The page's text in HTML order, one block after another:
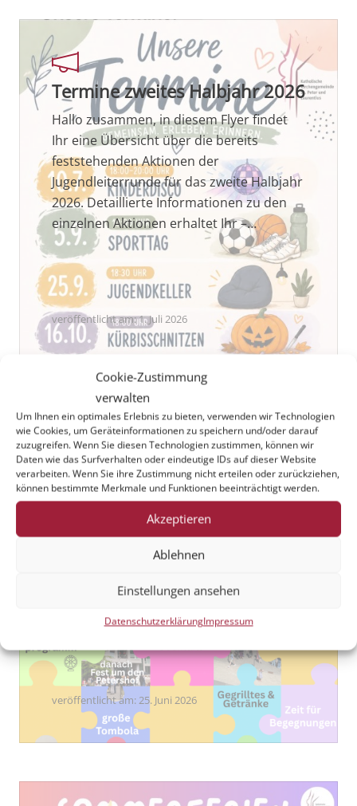
Cookie-Zustimmung
verwalten
Um Ihnen ein optimales Erlebnis zu bieten, verwenden wir Technologien
wie Cookies, um Geräteinformationen zu speichern und/oder darauf
zuzugreifen. Wenn Sie diesen Technologien zustimmen, können wir
Daten wie das Surfverhalten oder eindeutige IDs auf dieser Website
verarbeiten. Wenn Sie ihre Zustimmung nicht erteilen oder zurückziehen,
können bestimmte Merkmale und Funktionen beeinträchtigt werden.
Akzeptieren
Ablehnen
Einstellungen ansehen
DatenschutzerklärungImpressum
Termine zweites Halbjahr 2026
Hallo zusammen, in diesem Flyer findet
Ihr eine Übersicht über die bereits
feststehenden Aktionen der
Jugendleiterrunde für das zweite Halbjahr
2026. Detaillierte Informationen zu den
einzelnen Aktionen erhaltet Ihr –…
veröffentlicht am:1. Juli 2026
Pfarrfest wird wegen der Hitze
verkleinert!
Für das am Sonntag, 28.06.2026,
anstehende Pfarrfest müssen wir dem
alle Außenangebote – also den Grill als
Innenhof…
veröffentlicht am:25. Juni 2026